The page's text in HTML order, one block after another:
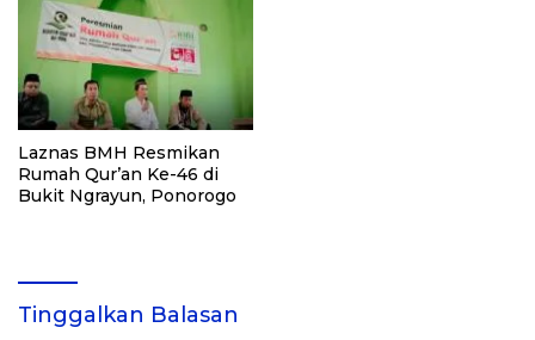
Laznas BMH Resmikan
Rumah Qur’an Ke-46 di
Bukit Ngrayun, Ponorogo
Tinggalkan Balasan